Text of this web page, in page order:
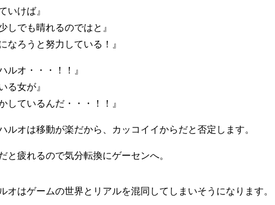
いけば』
しでも晴れるのではと』
なろうと努力している！』
ルオ・・・！！』
る女が』
しているんだ・・・！！』
ルオは移動が楽だから、カッコイイからだと否定します。
と疲れるので気分転換にゲーセンへ。
オはゲームの世界とリアルを混同してしまいそうになります。